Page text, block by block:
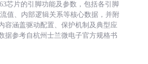
芯片的引脚功能及参数，包括各引脚
值、内部逻辑关系等核心数据，并附
容涵盖驱动配置、保护机制及典型应
据参考自杭州士兰微电子官方规格书